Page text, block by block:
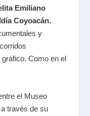
Emiliano
Coyoacán.
y
gráfico. Como en el
el Museo
través de su